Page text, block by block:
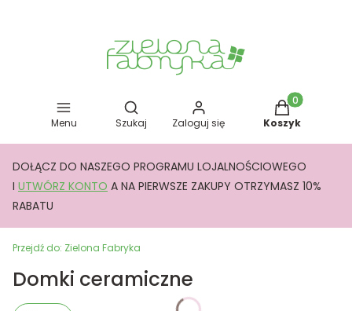
Menu
Otwórz wyszukiwarkę
Szukaj Zaloguj się
Produkty w
Koszyk
DOŁĄCZ DO NASZEGO PROGRAMU LOJALNOŚCIOWEGO
I UTWÓRZ KONTO A NA PIERWSZE ZAKUPY OTRZYMASZ 10%
RABATU
Przejdź do: Zielona Fabryka
Domki ceramiczne